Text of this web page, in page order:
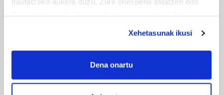
If you allow, we would also like to:
Collect information about your geographical
Xehetasunak ikusi
Dena onartu